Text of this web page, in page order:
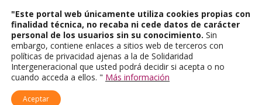
"Este portal web únicamente utiliza cookies propias con
finalidad técnica, no recaba ni cede datos de carácter
personal de los usuarios sin su conocimiento. Sin
embargo, contiene enlaces a sitios web de terceros con
políticas de privacidad ajenas a la de Solidaridad
Intergeneracional que usted podrá decidir si acepta o no
cuando acceda a ellos. " Más información
Aceptar